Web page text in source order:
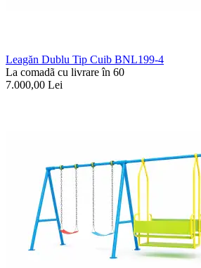
Leagăn Dublu Tip Cuib BNL199-4
La comadã cu livrare în 60
7.000,00 Lei